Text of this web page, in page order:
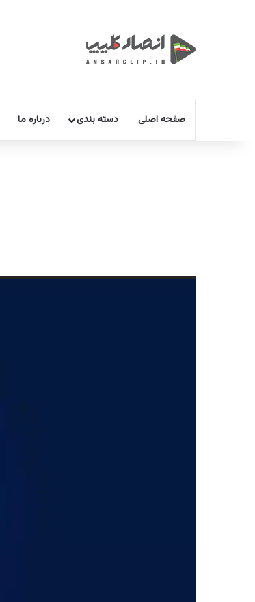
صفحه اصلی دسته بندی درباره ما
نمایشگر